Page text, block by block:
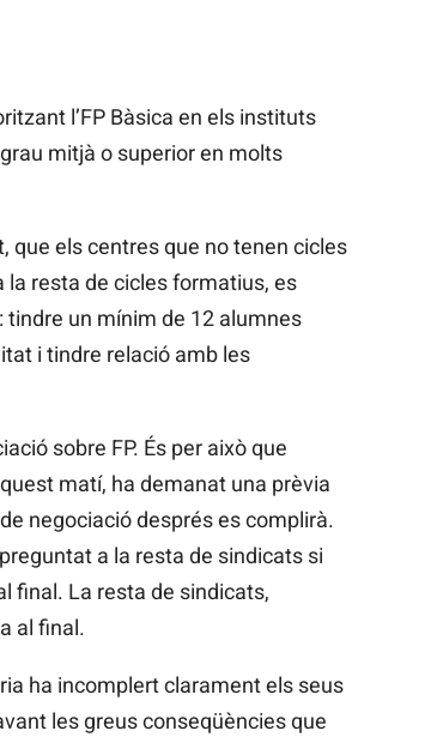
l’FP Bàsica en els instituts
mitjà o superior en molts
que els centres que no tenen cicles
la resta de cicles formatius, es
un mínim de 12 alumnes
i tindre relació amb les
sobre FP. És per això que
matí, ha demanat una prèvia
negociació després es complirà.
a la resta de sindicats si
final. La resta de sindicats,
al final.
ha incomplert clarament els seus
les greus conseqüències que